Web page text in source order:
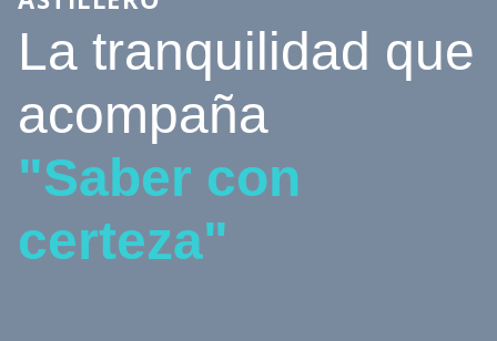
La tranquilidad que
acompaña
"Saber con
certeza"